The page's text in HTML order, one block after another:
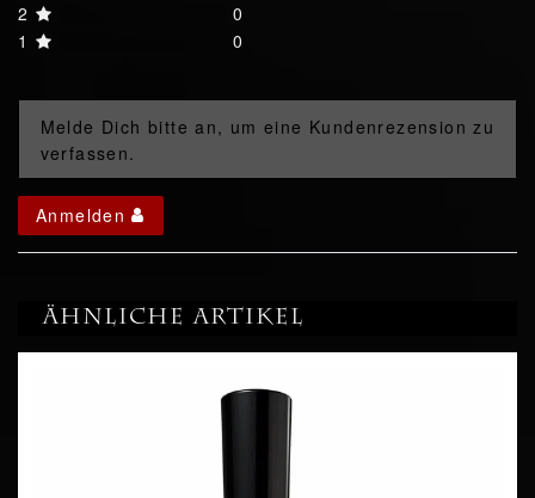
2
0
1
0
Melde Dich bitte an, um eine Kundenrezension zu
verfassen.
Anmelden
Ähnliche Artikel